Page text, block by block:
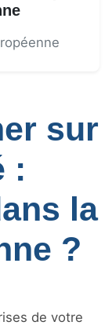
sur
:
la
?
de votre